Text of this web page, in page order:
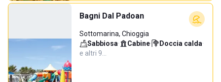
Bagni Dal Padoan
Sottomarina, Chioggia
Sabbiosa· Cabine· Doccia calda·
e altri 9…